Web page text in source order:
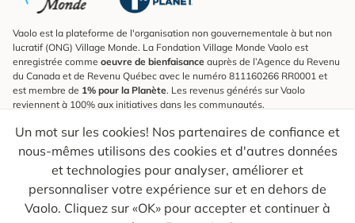
Un mot sur les cookies! Nos partenaires de confiance et
nous-mêmes utilisons des cookies et d'autres données
et technologies pour analyser, améliorer et
personnaliser votre expérience sur et en dehors de
Vaolo. Cliquez sur «OK» pour accepter et continuer à
Vaolo est la plateforme de l'organisation non gouvernementale à but non
lucratif (ONG) Village Monde. La Fondation Village Monde Vaolo est
enregistrée comme oeuvre de bienfaisance auprès de l’Agence du Revenu
du Canada et de Revenu Québec avec le numéro 811160266 RR0001 et
est membre de 1% pour la Planète. Les revenus générés sur Vaolo
reviennent à 100% aux initiatives dans les communautés.
S'inscrire à l'infolettre
Pour connaître les nouveautés, suivre nos explorateurs et recevoir des
astuces pour des voyages plus conscients.
Ton courriel Envoyer